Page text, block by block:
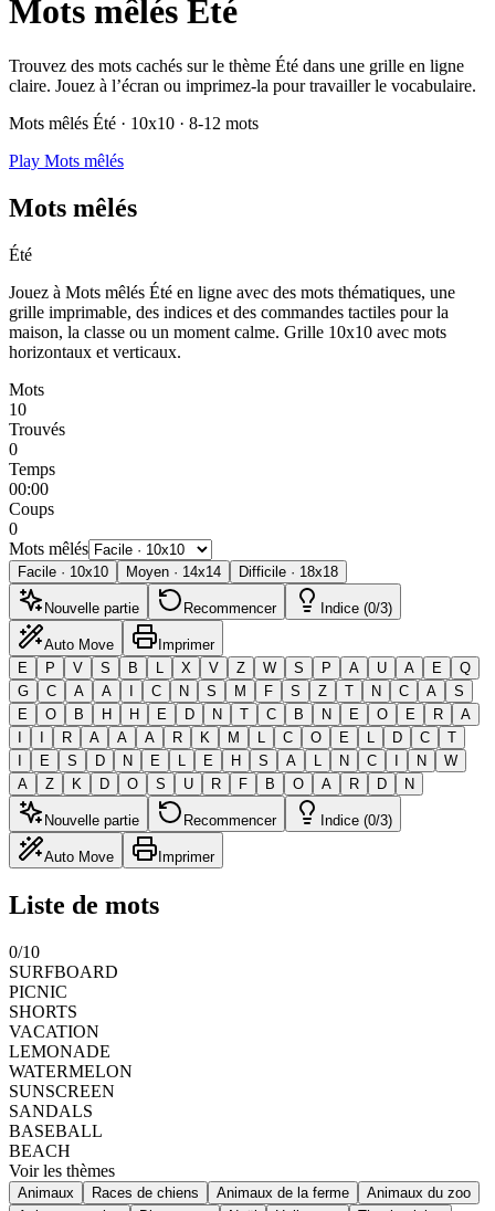
Mots mêlés Été
Trouvez des mots cachés sur le thème Été dans une grille en ligne
claire. Jouez à l’écran ou imprimez-la pour travailler le vocabulaire.
Mots mêlés Été · 10x10 · 8-12 mots
Play Mots mêlés
Mots mêlés
Été
Jouez à Mots mêlés Été en ligne avec des mots thématiques, une
grille imprimable, des indices et des commandes tactiles pour la
maison, la classe ou un moment calme. Grille 10x10 avec mots
horizontaux et verticaux.
Mots
10
Trouvés
0
Temps
00:00
Coups
0
Mots mêlés
Facile · 10x10 Moyen · 14x14 Difficile · 18x18
Nouvelle partie Recommencer Indice (0/3)
Auto Move
Imprimer
E
P V S B L X V Z W S P A U A E
Q
G
C A A I C N S M F S Z T N C A
S
E
O B H H E D N T C B N E O E R
A
I
I R A A A R K M L C O E L D C
T
I
E S D N E L E H S A L N C I N
W
A
Z K D O S U R F B O A R D N
Nouvelle partie Recommencer Indice (0/3)
Auto Move Imprimer
Liste de mots
0/10
SURFBOARD
PICNIC
SHORTS
VACATION
LEMONADE
WATERMELON
SUNSCREEN
SANDALS
BASEBALL
BEACH
Voir les thèmes
Animaux Races de chiens Animaux de la ferme
Animaux du zoo